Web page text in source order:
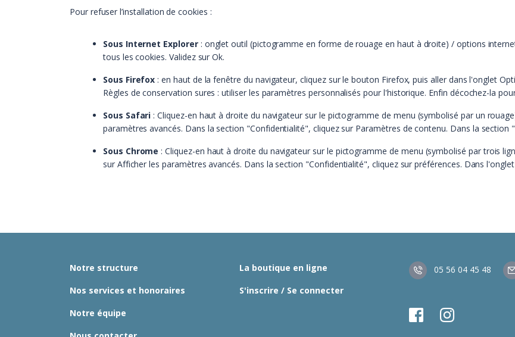
Pour refuser l’installation de cookies :
Sous Internet Explorer: onglet outil (pictogramme en forme de rouage en haut à droite) / options
tous les cookies. Validez sur Ok.
Sous Firefox : en haut de la fenêtre du navigateur, cliquez sur le bouton Firefox, puis aller dans l'onglet
Règles de conservation sures : utiliser les paramètres personnalisés pour l'historique. Enfin décochez-la
Sous Safari : Cliquez-en haut à droite du navigateur sur le pictogramme de menu (symbolisé par un
paramètres avancés. Dans la section "Confidentialité", cliquez sur Paramètres de contenu. Dans la section
Sous Chrome : Cliquez-en haut à droite du navigateur sur le pictogramme de menu (symbolisé par trois
sur Afficher les paramètres avancés. Dans la section "Confidentialité", cliquez sur préférences. Dans
Notre structure
Nos services et honoraires
Notre équipe
La boutique en ligne
S'inscrire / Se connecter
05 56 04 45 48